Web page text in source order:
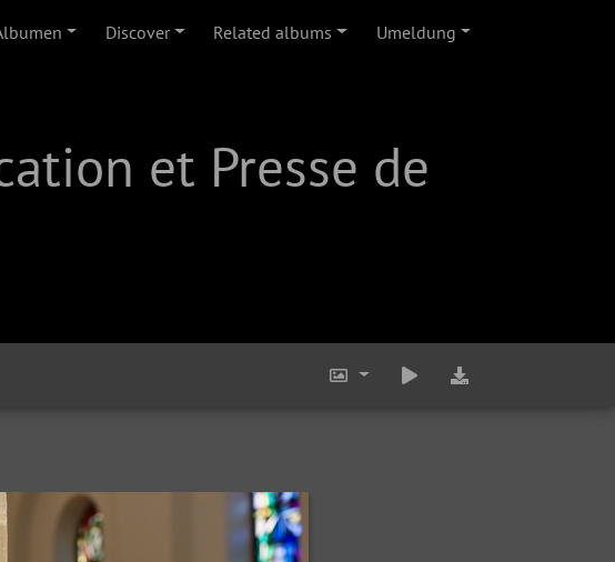
Discover Related albums Umeldung
et Presse de